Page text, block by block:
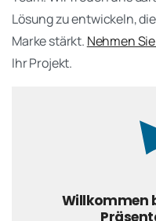
Lösung zu entwickeln,
Marke stärkt. Nehmen
Ihr Projekt.
Willkommen